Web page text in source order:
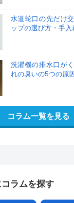
水道蛇口の先だけ
ップの選び方・手入
洗濯機の排水口が
れの臭いの5つの原
コラム一覧を見る
ラムを探す